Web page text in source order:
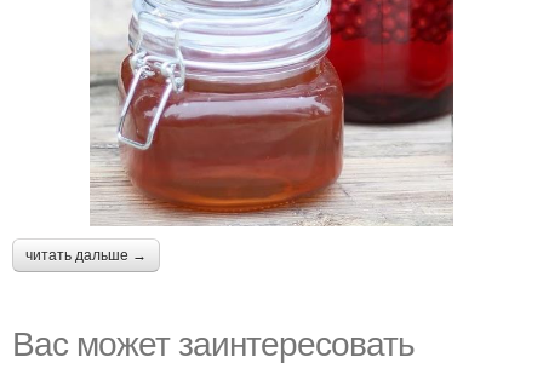
читать дальше →
Вас может заинтересовать